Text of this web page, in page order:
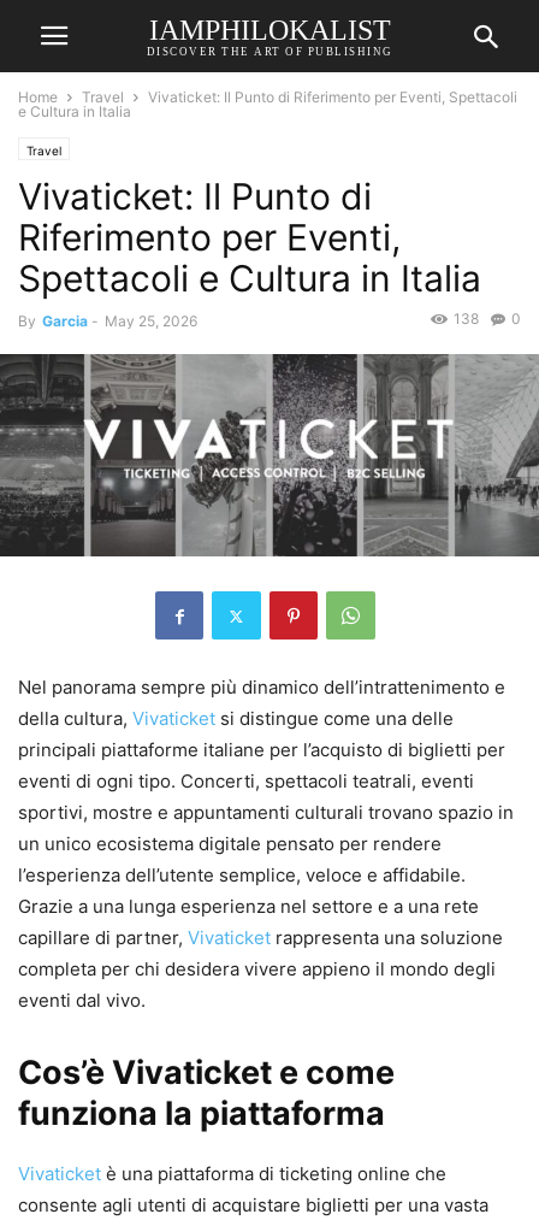
IAMPHILOKALIST
DISCOVER THE ART OF PUBLISHING
Home Travel
Vivaticket: Il Punto di Riferimento per Eventi, Spettacoli
e Cultura in Italia
Travel
Vivaticket: Il Punto di
Riferimento per Eventi,
Spettacoli e Cultura in Italia
By Garcia - May 25, 2026 0
138
Nel panorama sempre più dinamico dell’intrattenimento e
della cultura, Vivaticket si distingue come una delle
principali piattaforme italiane per l’acquisto di biglietti per
eventi di ogni tipo. Concerti, spettacoli teatrali, eventi
sportivi, mostre e appuntamenti culturali trovano spazio in
un unico ecosistema digitale pensato per rendere
l’esperienza dell’utente semplice, veloce e affidabile.
Grazie a una lunga esperienza nel settore e a una rete
capillare di partner, Vivaticket rappresenta una soluzione
completa per chi desidera vivere appieno il mondo degli
eventi dal vivo.
Cos’è Vivaticket e come
funziona la piattaforma
Vivaticket è una piattaforma di ticketing online che
consente agli utenti di acquistare biglietti per una vasta